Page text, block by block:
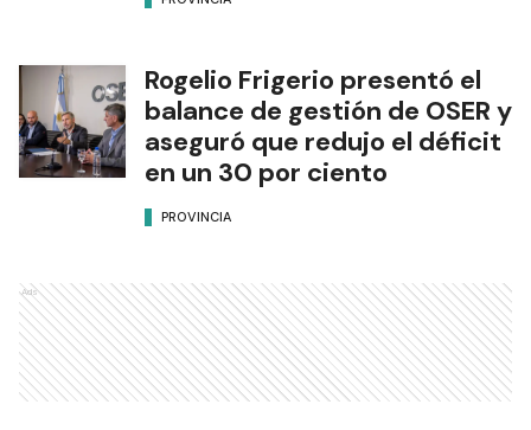
Rogelio Frigerio presentó el
balance de gestión de OSER y
aseguró que redujo el déficit
en un 30 por ciento
PROVINCIA
Ads